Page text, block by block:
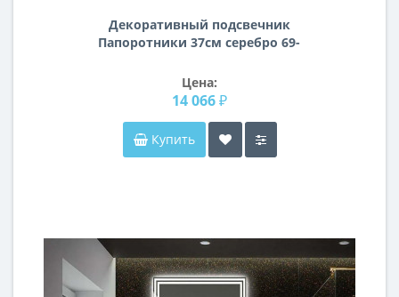
Декоративный подсвечник
Папоротники 37см серебро 69-
Цена:
14 066 ₽
Купить